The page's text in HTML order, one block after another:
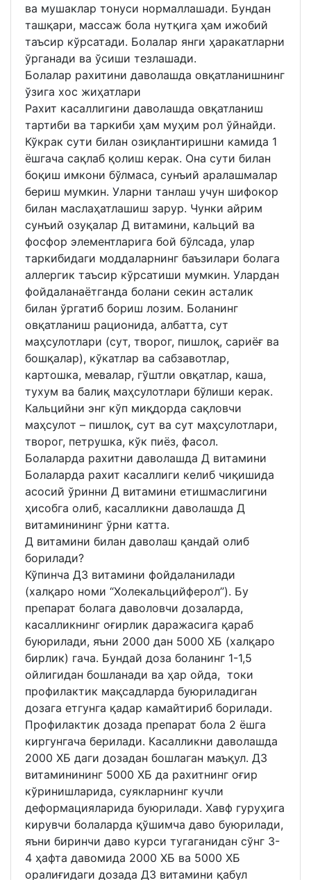
ва мушаклар тонуси нормаллашади. Бундан
ташқари, массаж бола нутқига ҳам ижобий
таъсир кўрсатади. Болалар янги ҳаракатларни
ўрганади ва ўсиши тезлашади.
Болалар рахитини даволашда овқатланишнинг
ўзига хос жиҳатлари
Рахит касаллигини даволашда овқатланиш
тартиби ва таркиби ҳам муҳим рол ўйнайди.
Кўкрак сути билан озиқлантиришни камида 1
ёшгача сақлаб қолиш керак. Она сути билан
боқиш имкони бўлмаса, сунъий аралашмалар
бериш мумкин. Уларни танлаш учун шифокор
билан маслаҳатлашиш зарур. Чунки айрим
сунъий озуқалар Д витамини, кальций ва
фосфор элементларига бой бўлсада, улар
таркибидаги моддаларнинг баъзилари болага
аллергик таъсир кўрсатиши мумкин. Улардан
фойдаланаётганда болани секин асталик
билан ўргатиб бориш лозим. Боланинг
овқатланиш рационида, албатта, сут
маҳсулотлари (сут, творог, пишлоқ, сариёғ ва
бошқалар), кўкатлар ва сабзавотлар,
картошка, мевалар, гўштли овқатлар, каша,
тухум ва балиқ маҳсулотлари бўлиши керак.
Кальцийни энг кўп миқдорда сақловчи
маҳсулот – пишлоқ, сут ва сут маҳсулотлари,
творог, петрушка, кўк пиёз, фасол.
Болаларда рахитни даволашда Д витамини
Болаларда рахит касаллиги келиб чиқишида
асосий ўринни Д витамини етишмаслигини
ҳисобга олиб, касалликни даволашда Д
витаминининг ўрни катта.
Д витамини билан даволаш қандай олиб
борилади?
Кўпинча Д3 витамини фойдаланилади
(халқаро номи “Холекальцийферол”). Бу
препарат болага даволовчи дозаларда,
касалликнинг оғирлик даражасига қараб
буюрилади, яъни 2000 дан 5000 ХБ (халқаро
бирлик) гача. Бундай доза боланинг 1-1,5
ойлигидан бошланади ва ҳар ойда, токи
профилактик мақсадларда буюриладиган
дозага етгунга қадар камайтириб борилади.
Профилактик дозада препарат бола 2 ёшга
киргунгача берилади. Касалликни даволашда
2000 ХБ даги дозадан бошлаган маъқул. Д3
витаминининг 5000 ХБ да рахитнинг оғир
кўринишларида, суякларнинг кучли
деформацияларида буюрилади. Хавф гуруҳига
кирувчи болаларда қўшимча даво буюрилади,
яъни биринчи даво курси тугаганидан сўнг 3-
4 ҳафта давомида 2000 ХБ ва 5000 ХБ
оралиғидаги дозада Д3 витамини қабул